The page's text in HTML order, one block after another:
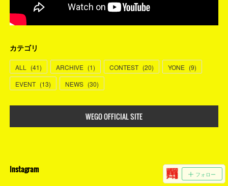
カテゴリ
ALL (41) ARCHIVE (1) CONTEST (20) YONE (9)
EVENT (13) NEWS (30)
WEGO OFFICIAL SITE
Instagram
フォロー